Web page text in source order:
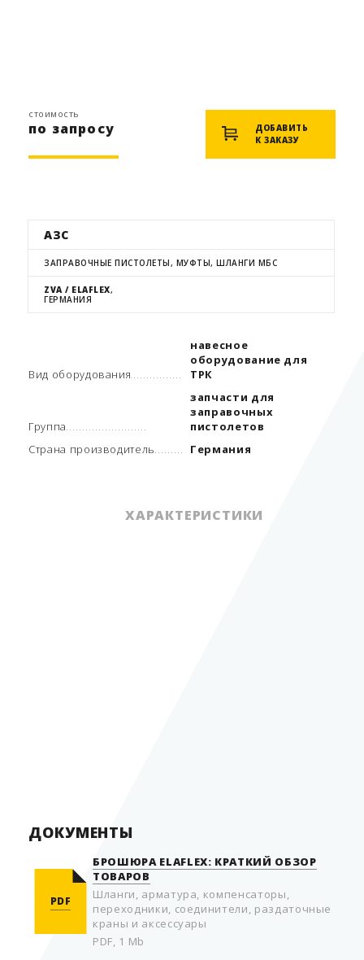
стоимость
по запросу
ДОБАВИТЬ
К ЗАКАЗУ
АЗС
ЗАПРАВОЧНЫЕ ПИСТОЛЕТЫ, МУФТЫ, ШЛАНГИ МБС
ZVA / ELAFLEX,
ГЕРМАНИЯ
Вид оборудования
навесное
оборудование для
ТРК
Группа
запчасти для
заправочных
пистолетов
Страна производитель
Германия
ХАРАКТЕРИСТИКИ
ДОКУМЕНТЫ
PDF
БРОШЮРА ELAFLEX: КРАТКИЙ ОБЗОР
ТОВАРОВ
Шланги, арматура, компенсаторы,
переходники, соединители, раздаточные
краны и аксессуары
PDF, 1 Mb